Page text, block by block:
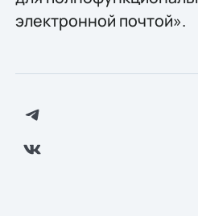
электронной почтой».